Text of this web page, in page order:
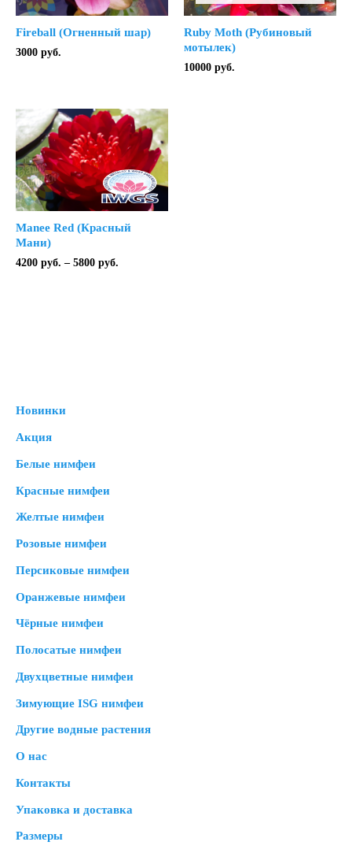
Fireball (Огненный шар)
3000 руб.
Ruby Moth (Рубиновый
мотылек)
10000 руб.
Manee Red (Красный
Мани)
4200 руб. – 5800 руб.
Новинки
Акция
Белые нимфеи
Красные нимфеи
Желтые нимфеи
Розовые нимфеи
Персиковые нимфеи
Оранжевые нимфеи
Чёрные нимфеи
Полосатые нимфеи
Двухцветные нимфеи
Зимующие ISG нимфеи
Другие водные растения
О нас
Контакты
Упаковка и доставка
Размеры